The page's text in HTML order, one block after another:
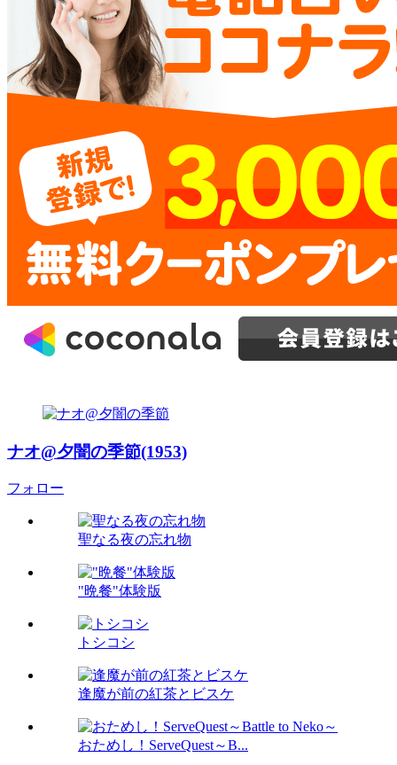
ナオ@夕闇の季節(1953)
フォロー
聖なる夜の忘れ物
"晩餐"体験版
トシコシ
逢魔が前の紅茶とビスケ
おためし！ServeQuest～B...